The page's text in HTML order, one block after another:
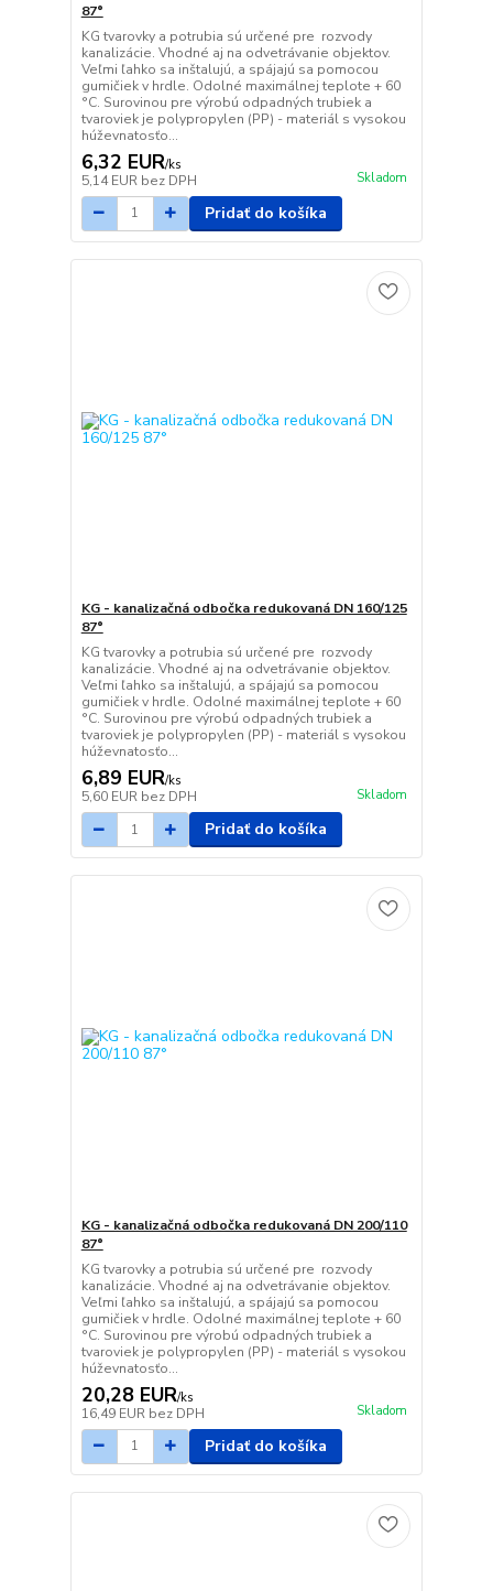
87°
KG tvarovky a potrubia sú určené pre rozvody
kanalizácie. Vhodné aj na odvetrávanie objektov.
Veľmi ľahko sa inštalujú, a spájajú sa pomocou
gumičiek v hrdle. Odolné maximálnej teplote + 60
°C. Surovinou pre výrobú odpadných trubiek a
tvaroviek je polypropylen (PP) - materiál s vysokou
húževnatosťo...
6,32 EUR/ks
5,14 EUR bez DPH Skladom
Pridať do košíka
KG - kanalizačná odbočka redukovaná DN 160/125
87°
KG tvarovky a potrubia sú určené pre rozvody
kanalizácie. Vhodné aj na odvetrávanie objektov.
Veľmi ľahko sa inštalujú, a spájajú sa pomocou
gumičiek v hrdle. Odolné maximálnej teplote + 60
°C. Surovinou pre výrobú odpadných trubiek a
tvaroviek je polypropylen (PP) - materiál s vysokou
húževnatosťo...
6,89 EUR/ks
5,60 EUR bez DPH Skladom
Pridať do košíka
KG - kanalizačná odbočka redukovaná DN 200/110
87°
KG tvarovky a potrubia sú určené pre rozvody
kanalizácie. Vhodné aj na odvetrávanie objektov.
Veľmi ľahko sa inštalujú, a spájajú sa pomocou
gumičiek v hrdle. Odolné maximálnej teplote + 60
°C. Surovinou pre výrobú odpadných trubiek a
tvaroviek je polypropylen (PP) - materiál s vysokou
húževnatosťo...
20,28 EUR/ks
16,49 EUR bez DPH Skladom
Pridať do košíka